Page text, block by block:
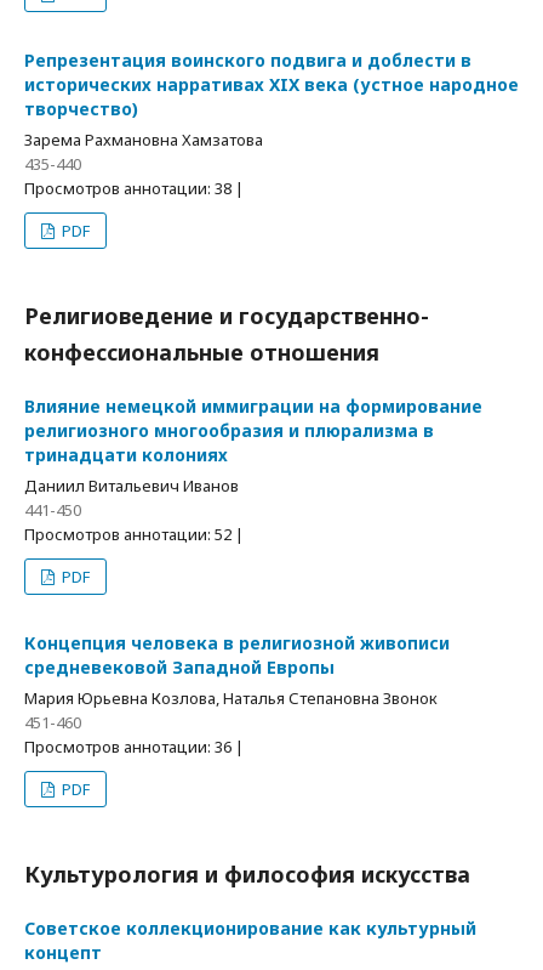
Репрезентация воинского подвига и доблести в
исторических нарративах XIX века (устное народное
творчество)
Зарема Рахмановна Хамзатова
435-440
Просмотров аннотации: 38 |
PDF
Религиоведение и государственно-
конфессиональные отношения
Влияние немецкой иммиграции на формирование
религиозного многообразия и плюрализма в
тринадцати колониях
Даниил Витальевич Иванов
441-450
Просмотров аннотации: 52 |
PDF
Концепция человека в религиозной живописи
средневековой Западной Европы
Мария Юрьевна Козлова, Наталья Степановна Звонок
451-460
Просмотров аннотации: 36 |
PDF
Культурология и философия искусства
Советское коллекционирование как культурный
концепт